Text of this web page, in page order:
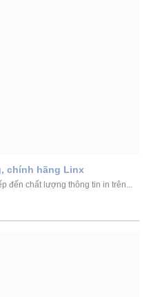
chính hãng Linx
đến chất lượng thông tin in trên...